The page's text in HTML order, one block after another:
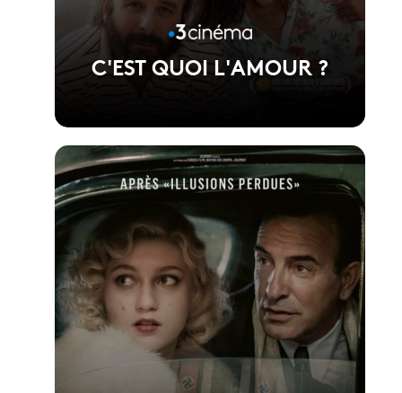
C'EST QUOI L'AMOUR ?
Réalisé par Fabien Gorgeart